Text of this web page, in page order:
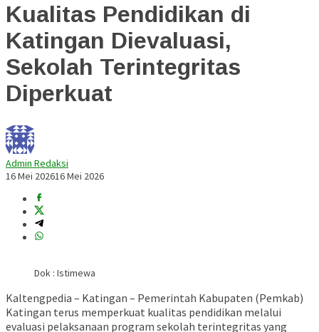
Kualitas Pendidikan di
Katingan Dievaluasi,
Sekolah Terintegritas
Diperkuat
Admin Redaksi
16 Mei 202616 Mei 2026
Dok : Istimewa
Kaltengpedia – Katingan – Pemerintah Kabupaten (Pemkab)
Katingan terus memperkuat kualitas pendidikan melalui
evaluasi pelaksanaan program sekolah terintegritas yang